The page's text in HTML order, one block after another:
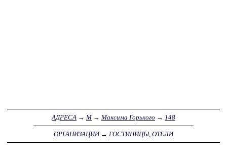
АДРЕСА → М→ Максима Горького → 148
ОРГАНИЗАЦИИ→ ГОСТИНИЦЫ, ОТЕЛИ